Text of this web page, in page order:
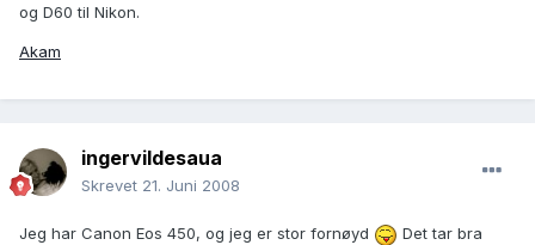
og D60 til Nikon.
Akam
ingervildesaua
Skrevet 21. Juni 2008
Jeg har Canon Eos 450, og jeg er stor fornøyd
Det tar bra